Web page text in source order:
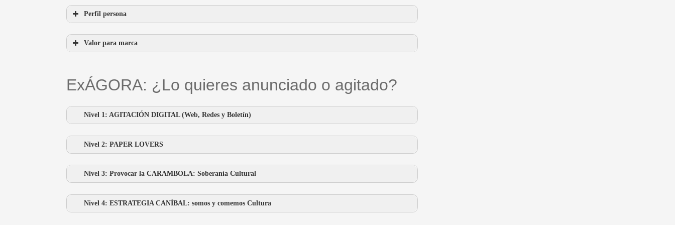
Perfil persona
Valor para marca
ExÁGORA: ¿Lo quieres anunciado o agitado?
Nivel 1: AGITACIÓN DIGITAL (Web, Redes y Boletín)
Pack La Fuga:
Pack Agita lo justo. Banners mondos y lirondos…
Nivel 2: PAPER LOVERS
Nivel 3: Provocar la CARAMBOLA: Soberanía Cultural
Nivel 4: ESTRATEGIA CANÍBAL: somos y comemos Cultura